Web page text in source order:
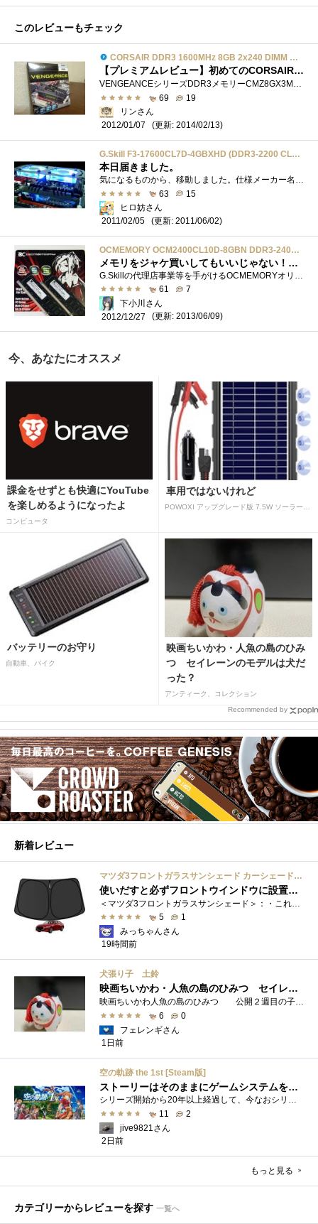
このレビューもチェック
CORSAIR DDR3 1600MHz 8GB 2x240 DIMM Unbuffered 9-9-9-24 Vengeance CMZ8GX3M2A1600C9
【プレミアムレビュー】初めてのCORSAIRメモリー！【更新日 2014/02/13】
VENGEANCEシリーズDDR3メモリーCMZ8GX3M2A1600C9 「あなたのオーバークロックを強力サポート！〜CORSAIR〜」に当選させて頂きました。 選んで�...
69
19
リンさん
2012/01/07
(更新: 2014/02/13)
G.Skill F3-17600CL7D-4GBXHD (DDR3-2200 CL7 2GB×2)
本日届きました。
63
15
ヒロ妨さん
2011/02/05
(更新: 2011/06/02)
OCMEMORY OCM2400CL10D-8GBN DDR3-2400 4GB*2
メモリをジャケ買いしてもいいじゃない！初めてのDDR3-2400メモリ
61
7
下小川さん
2012/12/27
(更新: 2013/06/09)
今、あなたにオススメ
課金をせずとも快適にYouTube
を楽しめるようになったよ
コンピュータ
車用ではないけれど
バッテリーのお守り
自動車、バイク
映画ちいかわ・人魚の島のひみ
つ セイレーンのモデルは犬だ
った？
アンティーク、コレクション
Recommended by
新着レビュー
マツダ3フロントガラスサンシェード カーシェード 車用 フロントウィンドウさんしえーど 遮光 断熱 カスタムパーツ 車種専用設計 折り畳み式 取付簡単 収納袋付き
使いだすと必ずフロントウインドウに設置する習慣がつきます
5
1
みっちゃんさん
19時間前
犬張り子 土鈴
映画ちいかわ・人魚の島のひみつ セイレーンのモデルは犬だった？
映画ちいかわ人魚の島のひみつ 公開２週目の子どもさんの来場が制限されているレイトショーでも満席でしたし新たにボンドロシールの来場�...
6
0
フェレンギさん
1日前
空の軌跡 the 1st [Steam版]
ストーリーはそのままにゲームシステムを現代化
シリーズ開始から20年以上経過して、今なおシリーズの完結が見えてこない日本ファルコムのストーリーRPG、「英雄伝説軌跡シリーズ」。シリーズ...
11
2
jive9821さん
2日前
もっと見る
カテゴリーからレビューを探す 一覧へ